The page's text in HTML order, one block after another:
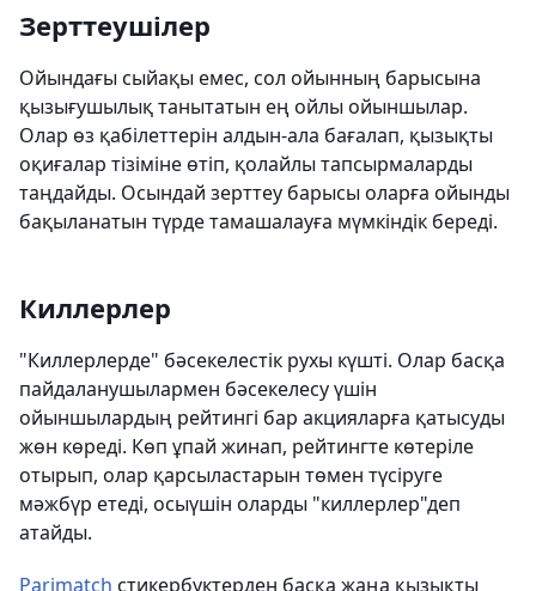
Зерттеушілер
Ойындағы сыйақы емес, сол ойынның барысына
қызығушылық танытатын ең ойлы ойыншылар.
Олар өз қабілеттерін алдын-ала бағалап, қызықты
оқиғалар тізіміне өтіп, қолайлы тапсырмаларды
таңдайды. Осындай зерттеу барысы оларға ойынды
бақыланатын түрде тамашалауға мүмкіндік береді.
Киллерлер
"Киллерлерде" бәсекелестік рухы күшті. Олар басқа
пайдаланушылармен бәсекелесу үшін
ойыншылардың рейтингі бар акцияларға қатысуды
жөн көреді. Көп ұпай жинап, рейтингте көтеріле
отырып, олар қарсыластарын төмен түсіруге
мәжбүр етеді, осыүшін оларды "киллерлер"деп
атайды.
Parimatch стикербуктерден басқа жаңа қызықты